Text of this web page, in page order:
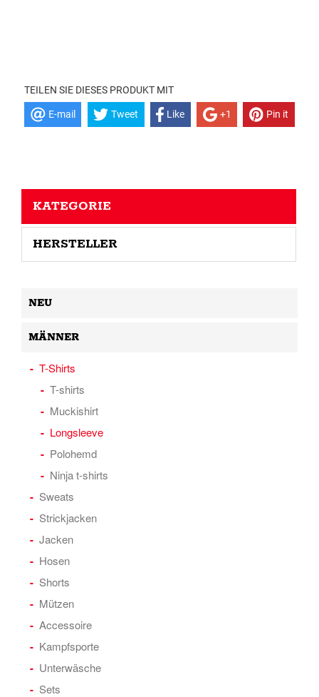
TEILEN SIE DIESES PRODUKT MIT
E-mail Tweet Like +1 Pin it
KATEGORIE
HERSTELLER
NEU
MÄNNER
T-Shirts
T-shirts
Muckishirt
Longsleeve
Polohemd
Ninja t-shirts
Sweats
Strickjacken
Jacken
Hosen
Shorts
Mützen
Accessoire
Kampfsporte
Unterwäsche
Sets